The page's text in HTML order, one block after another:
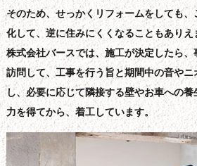
そのため、せっかくリフォームをしても
化して、逆に住みにくくなることもありえ
株式会社バースでは、施工が決定したら
訪問して、工事を行う旨と期間中の音や
し、必要に応じて隣接する壁やお車への
力を得てから、着工しています。